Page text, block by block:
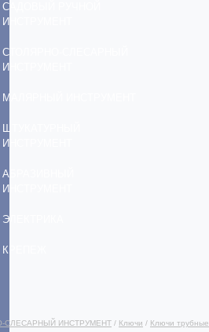
САДОВЫЙ РУЧНОЙ
ИНСТРУМЕНТ
СТОЛЯРНО-СЛЕСАРНЫЙ
ИНСТРУМЕНТ
МАЛЯРНЫЙ ИНСТРУМЕНТ
ШТУКАТУРНЫЙ
ИНСТРУМЕНТ
АБРАЗИВНЫЙ
ИНСТРУМЕНТ
ЭЛЕКТРИКА
КРЕПЕЖ
СЛЕСАРНЫЙ ИНСТРУМЕНТ / Ключи / Ключи трубные